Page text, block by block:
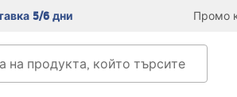
5/6 дни Промо